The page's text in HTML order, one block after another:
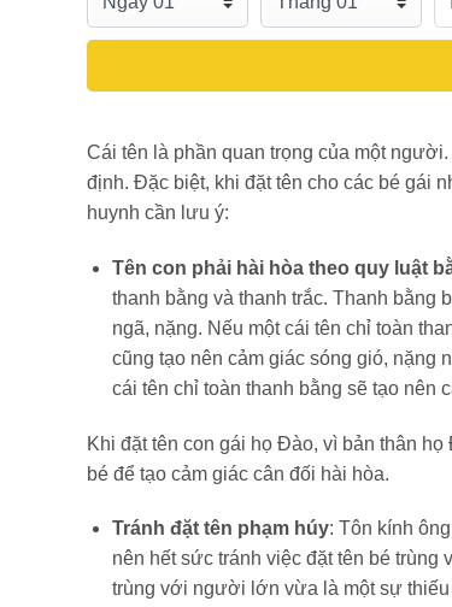
Cái tên là phần quan trọng của một
định. Đặc biệt, khi đặt tên cho các bé gái
huynh cần lưu ý:
Tên con phải hài hòa theo quy luật
thanh bằng và thanh trắc. Thanh bằng
ngã, nặng. Nếu một cái tên chỉ toàn
cũng tạo nên cảm giác sóng gió,
cái tên chỉ toàn thanh bằng sẽ tạo nên
Khi đặt tên con gái họ Đào, vì bản thân
bé để tạo cảm giác cân đối hài hòa.
Tránh đặt tên phạm húy: Tôn kính
nên hết sức tránh việc đặt tên bé
trùng với người lớn vừa là một sự